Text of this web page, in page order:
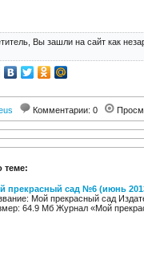
Вы зашли на сайт как
Комментарии: 0
теме:
прекрасный сад №6 (июнь
Мой прекрасный сад
64.9 Мб Журнал «Мой